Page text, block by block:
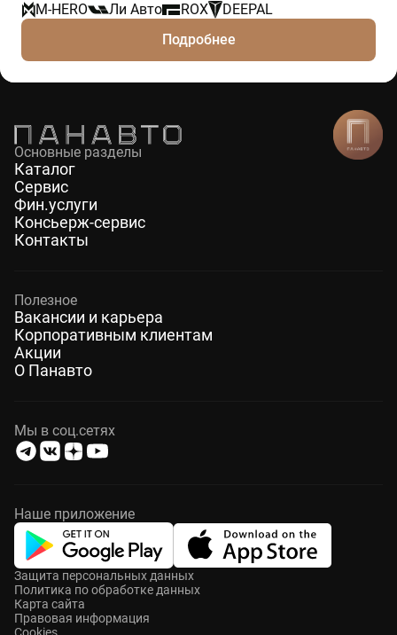
M-HERO
Ли Авто ROX
DEEPAL
Подробнее
Основные разделы
Каталог
Сервис
Фин.услуги
Консьерж-сервис
Контакты
Полезное
Вакансии и карьера
Корпоративным клиентам
Акции
О Панавто
Мы в соц.сетях
Наше приложение
Защита персональных данных
Политика по обработке данных
Карта сайта
Правовая информация